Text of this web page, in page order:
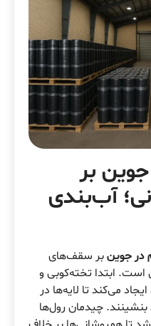
بر
آب‌بندی
در جوینبر سقف‌های
ابتدا تخته‌کوبی و
می‌کند تا لایه‌ها در
چیدمان رول‌ها